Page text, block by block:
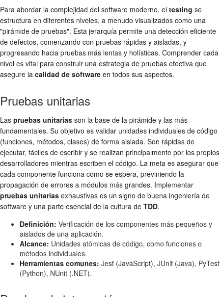
Para abordar la complejidad del software moderno, el testing se
estructura en diferentes niveles, a menudo visualizados como una
"pirámide de pruebas". Esta jerarquía permite una detección eficiente
de defectos, comenzando con pruebas rápidas y aisladas, y
progresando hacia pruebas más lentas y holísticas. Comprender cada
nivel es vital para construir una estrategia de pruebas efectiva que
asegure la calidad de software en todos sus aspectos.
Pruebas unitarias
Las pruebas unitarias son la base de la pirámide y las más
fundamentales. Su objetivo es validar unidades individuales de código
(funciones, métodos, clases) de forma aislada. Son rápidas de
ejecutar, fáciles de escribir y se realizan principalmente por los propios
desarrolladores mientras escriben el código. La meta es asegurar que
cada componente funciona como se espera, previniendo la
propagación de errores a módulos más grandes. Implementar
pruebas unitarias exhaustivas es un signo de buena ingeniería de
software y una parte esencial de la cultura de TDD.
Definición: Verificación de los componentes más pequeños y
aislados de una aplicación.
Alcance: Unidades atómicas de código, como funciones o
métodos individuales.
Herramientas comunes: Jest (JavaScript), JUnit (Java), PyTest
(Python), NUnit (.NET).